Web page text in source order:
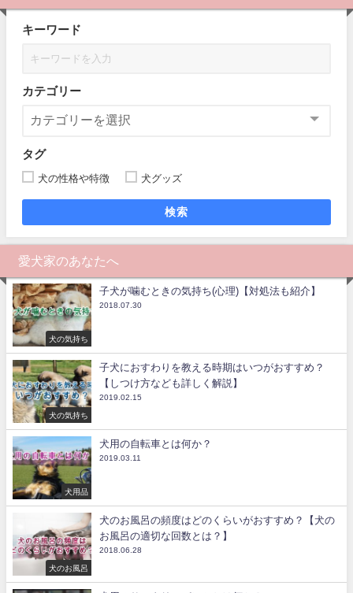
キーワード
カテゴリー
タグ
犬の性格や特徴 犬グッズ
検索
愛犬家のあなたへ
犬の気持ち
子犬が噛むときの気持ち(心理)【対処法も紹介】
2018.07.30
犬の気持ち
子犬におすわりを教える時期はいつがおすすめ？
【しつけ方なども詳しく解説】
2019.02.15
犬用品
犬用の自転車とは何か？
2019.03.11
犬のお風呂
犬のお風呂の頻度はどのくらいがおすすめ？【犬の
お風呂の適切な回数とは？】
2018.06.28